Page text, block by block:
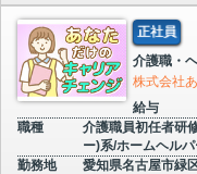
正社員
介護職・
株式会社
給与
職種
介護職員初任者研
ー)系/ホームヘル
勤務地
愛知県名古屋市緑